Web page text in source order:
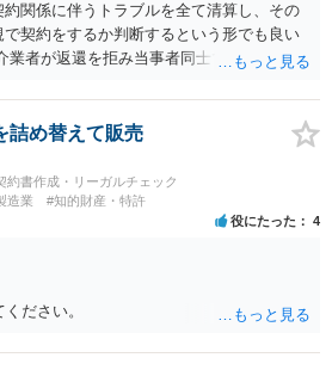
関係に伴うトラブルを全て清算し、その
契約をするか判断するという形でも良い
業者が返還を拒み当事者同士での解決が困
詰め替えて販売
約書作成・リーガルチェック
造業 #知的財産・特許
役にたった 4
ださい。